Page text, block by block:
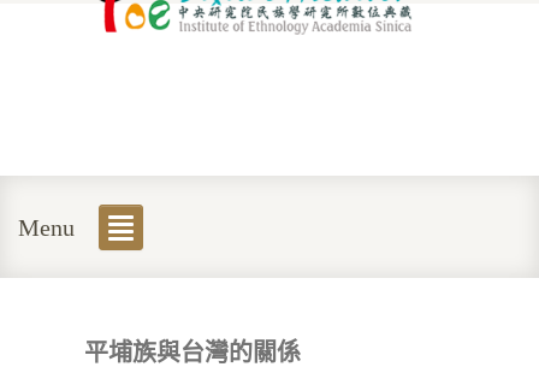
Menu
平埔族與台灣的關係